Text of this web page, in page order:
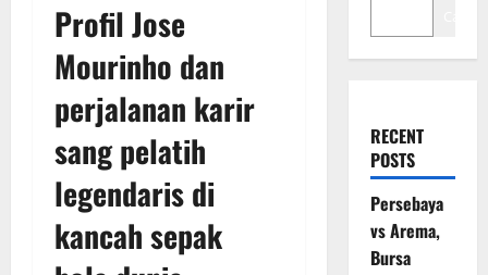
Profil Jose
Mourinho dan
perjalanan karir
sang pelatih
legendaris di
kancah sepak
RECENT
POSTS
Persebaya
vs Arema,
Bursa